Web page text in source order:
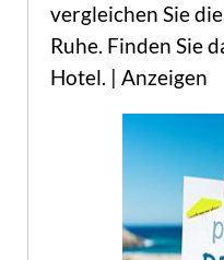
vergleichen Sie
Ruhe. Finden Sie
Hotel. | Anzeigen